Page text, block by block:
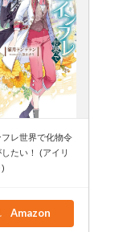
レ世界で化物令
たい！ (アイリ
Amazon